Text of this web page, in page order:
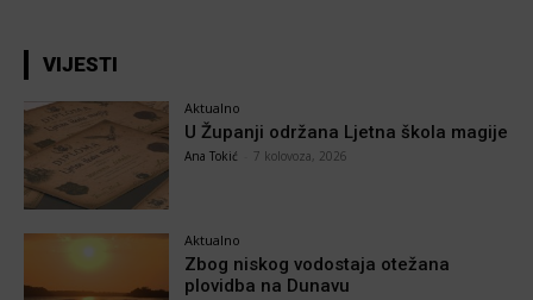
VIJESTI
Aktualno
U Županji održana Ljetna škola magije
Ana Tokić 7 kolovoza, 2026
Aktualno
Zbog niskog vodostaja otežana
plovidba na Dunavu